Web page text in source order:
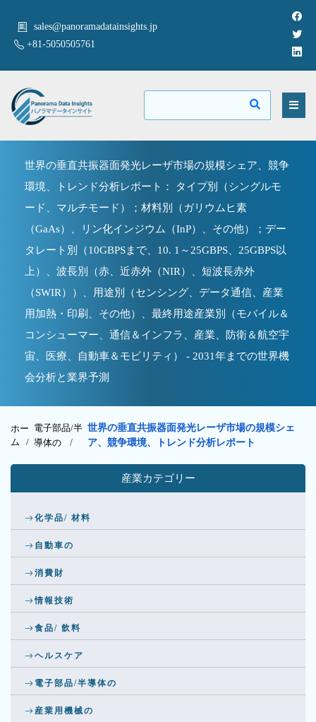
sales@panoramadatainsights.jp
+81-5050505761
世界の垂直共振器面発光レーザ市場の規模シェア、競争
環境、トレンド分析レポート： タイプ別（シングルモ
ード、マルチモード）；材料別（ガリウムヒ素
（GaAs）、リン化インジウム（InP）、その他）；デー
タレート別（10GBPSまで、10. 1～25GBPS、25GBPS以
上）、波長別（赤、近赤外（NIR）、短波長赤外
（SWIR））、用途別（センシング、データ通信、産業
用加熱・印刷、その他）、最終用途産業別（モバイル＆
コンシューマー、通信＆インフラ、産業、防衛＆航空宇
宙、医療、自動車＆モビリティ） - 2031年までの世界機
会分析と業界予測
ホー
ム /
電子部品/半
導体の /
世界の垂直共振器面発光レーザ市場の規模シェ
ア、競争環境、トレンド分析レポート
産業カテゴリー
化学品/ 材料
自動車の
消費財
情報技術
食品/ 飲料
ヘルスケア
電子部品/半導体の
産業用機械の